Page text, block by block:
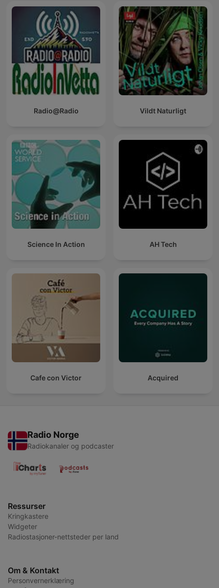
Radio@Radio Vildt Naturligt
Science In Action AH Tech
Cafe con Victor Acquired
Radio Norge
Radiokanaler og podcaster
Ressurser
Kringkastere
Widgeter
Radiostasjoner-nettsteder per land
Om & Kontakt
Personvernerklæring